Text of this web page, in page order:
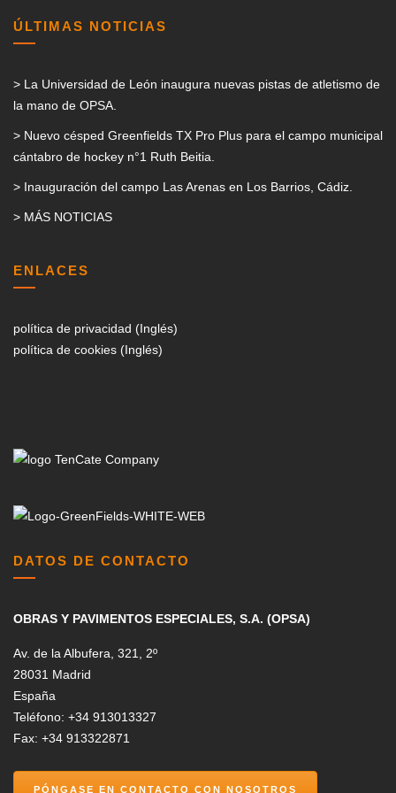
ÚLTIMAS NOTICIAS
> La Universidad de León inaugura nuevas pistas de atletismo de
la mano de OPSA.
> Nuevo césped Greenfields TX Pro Plus para el campo municipal
cántabro de hockey n°1 Ruth Beitia.
> Inauguración del campo Las Arenas en Los Barrios, Cádiz.
> MÁS NOTICIAS
ENLACES
política de privacidad (Inglés)
política de cookies (Inglés)
DATOS DE CONTACTO
OBRAS Y PAVIMENTOS ESPECIALES, S.A. (OPSA)
Av. de la Albufera, 321, 2º
28031 Madrid
España
Teléfono: +34 913013327
Fax: +34 913322871
PÓNGASE EN CONTACTO CON NOSOTROS